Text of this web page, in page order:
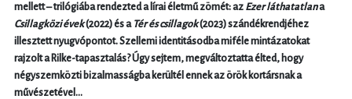
mellett – trilógiába rendezted a lírai életmű zömét: az Ezer láthatatlana
Csillagközi évek(2022) és a Tér és csillagok(2023) szándékrendjéhez
illesztett nyugvópontot. Szellemi identitásodba miféle mintázatokat
rajzolt a Rilke-tapasztalás? Úgy sejtem, megváltoztatta élted, hogy
négyszemközti bizalmasságba kerültél ennek az örök kortársnak a
művészetével…